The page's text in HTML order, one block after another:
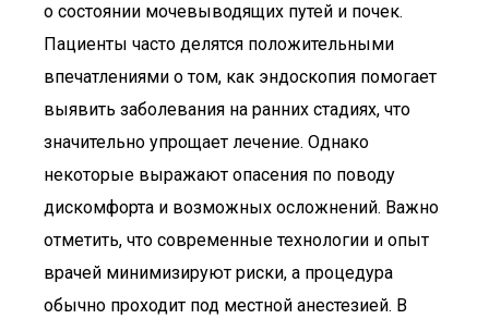
о состоянии мочевыводящих путей и почек.
Пациенты часто делятся положительными
впечатлениями о том, как эндоскопия помогает
выявить заболевания на ранних стадиях, что
значительно упрощает лечение. Однако
некоторые выражают опасения по поводу
дискомфорта и возможных осложнений. Важно
отметить, что современные технологии и опыт
врачей минимизируют риски, а процедура
обычно проходит под местной анестезией. В